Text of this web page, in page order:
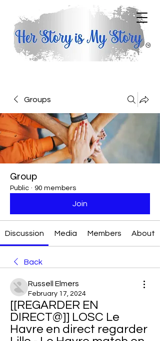
Groups
Group
Public · 90 members
Join
Discussion Media Members About
Back
Russell Elmers
February 17, 2024
[[REGARDER EN
DIRECT@]] LOSC Le
Havre en direct regarder